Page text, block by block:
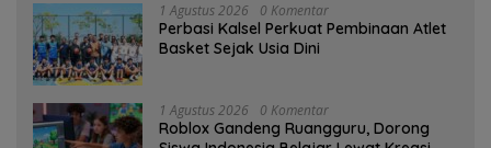
1 Agustus 2026 0 Komentar
Perbasi Kalsel Perkuat Pembinaan Atlet
Basket Sejak Usia Dini
1 Agustus 2026 0 Komentar
Roblox Gandeng Ruangguru, Dorong